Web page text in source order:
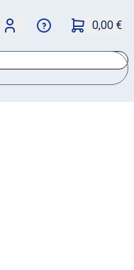
0,00 €